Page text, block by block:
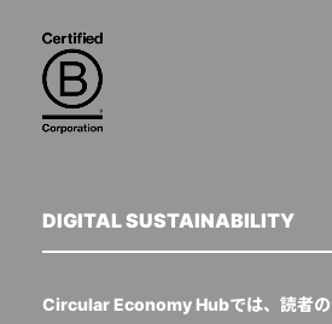
DIGITAL SUSTAINABILITY
Circular Economy Hubでは、読者の